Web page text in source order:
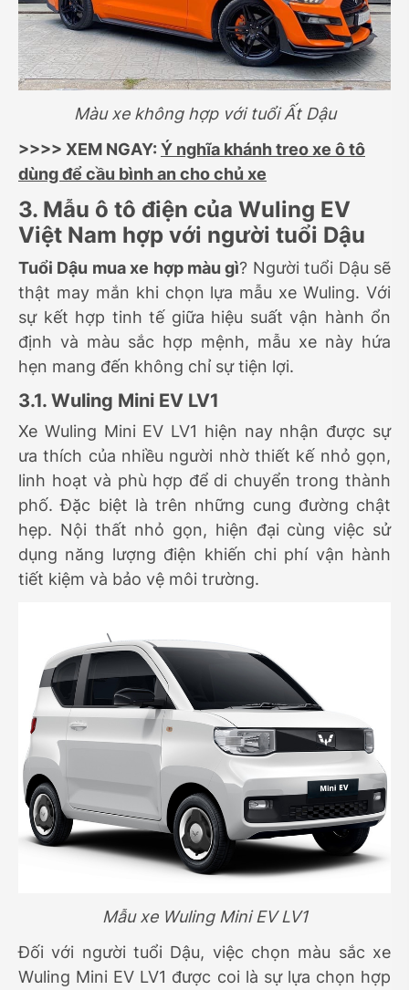
Màu xe không hợp với tuổi Ất Dậu
>>>> XEM NGAY:Ý nghĩa khánh treo xe ô tô
dùng để cầu bình an cho chủ xe
3. Mẫu ô tô điện của Wuling EV
Việt Nam hợp với người tuổi Dậu
Tuổi Dậu mua xe hợp màu gì? Người tuổi Dậu sẽ
thật may mắn khi chọn lựa mẫu xe Wuling. Với
sự kết hợp tinh tế giữa hiệu suất vận hành ổn
định và màu sắc hợp mệnh, mẫu xe này hứa
hẹn mang đến không chỉ sự tiện lợi.
3.1. Wuling Mini EV LV1
Xe Wuling Mini EV LV1 hiện nay nhận được sự
ưa thích của nhiều người nhờ thiết kế nhỏ gọn,
linh hoạt và phù hợp để di chuyển trong thành
phố. Đặc biệt là trên những cung đường chật
hẹp. Nội thất nhỏ gọn, hiện đại cùng việc sử
dụng năng lượng điện khiến chi phí vận hành
tiết kiệm và bảo vệ môi trường.
Mẫu xe Wuling Mini EV LV1
Đối với người tuổi Dậu, việc chọn màu sắc xe
Wuling Mini EV LV1 được coi là sự lựa chọn hợp